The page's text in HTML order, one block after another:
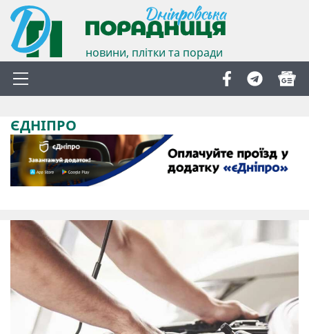
новини, плітки та поради
ЄДНІПРО